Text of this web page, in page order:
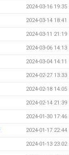
2024-03-16 19:35
2024-03-14 18:41
2024-03-11 21:19
2024-03-06 14:13
2024-03-04 14:11
2024-02-27 13:33
2024-02-18 14:05
2024-02-14 21:39
2024-01-30 17:46
2024-01-17 22:44
2024-01-13 23:02